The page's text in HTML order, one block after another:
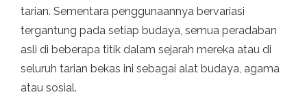
tarian. Sementara penggunaannya bervariasi
tergantung pada setiap budaya, semua peradaban
asli di beberapa titik dalam sejarah mereka atau di
seluruh tarian bekas ini sebagai alat budaya, agama
atau sosial.